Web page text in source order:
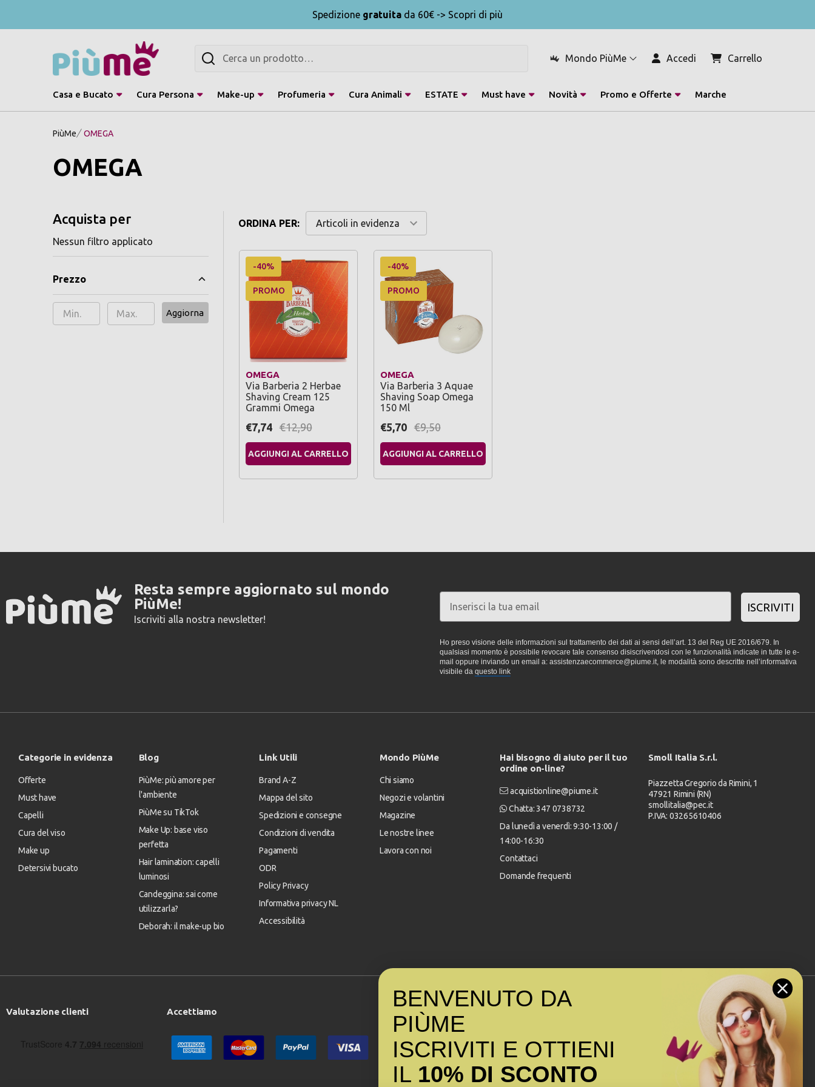
Spedizione gratuita da 60€ -> Scopri di più
Mondo PiùMe Accedi Carrello
Cerca
Casa e Bucato Cura Persona Make-up Profumeria Cura Animali ESTATE Must have Novità Promo e Offerte Marche
PiùMe OMEGA
OMEGA
Acquista per
Nessun filtro applicato
Prezzo
Aggiorna
ORDINA PER:
-40%
PROMO
OMEGA
Via Barberia 2 Herbae
Shaving Cream 125
Grammi Omega
€7,74 €12,90
AGGIUNGI AL CARRELLO
-40%
PROMO
OMEGA
Via Barberia 3 Aquae
Shaving Soap Omega
150 Ml
€5,70 €9,50
AGGIUNGI AL CARRELLO
Resta sempre aggiornato sul mondo
PiùMe!
Iscriviti alla nostra newsletter!
ISCRIVITI
Ho preso visione delle informazioni sul trattamento dei dati ai sensi dell’art. 13 del Reg UE 2016/679. In
qualsiasi momento è possibile revocare tale consenso disiscrivendosi con le funzionalità indicate in tutte le e-
mail oppure inviando un email a: assistenzaecommerce@piume.it, le modalità sono descritte nell’informativa
visibile da questo link
Categorie in evidenza
Offerte
Must have
Capelli
Cura del viso
Make up
Detersivi bucato
Blog
PiùMe: più amore per
l'ambiente
PiùMe su TikTok
Make Up: base viso
perfetta
Hair lamination: capelli
luminosi
Candeggina: sai come
utilizzarla?
Deborah: il make-up bio
Link Utili
Brand A-Z
Mappa del sito
Spedizioni e consegne
Condizioni di vendita
Pagamenti
ODR
Policy Privacy
Informativa privacy NL
Accessibilità
Mondo PiùMe
Chi siamo
Negozi e volantini
Magazine
Le nostre linee
Lavora con noi
Hai bisogno di aiuto per il tuo
ordine on-line?
acquistionline@piume.it
Chatta: 347 0738732
Da lunedì a venerdì: 9:30-13:00 /
14:00-16:30
Contattaci
Domande frequenti
Smoll Italia S.r.l.
Piazzetta Gregorio da Rimini, 1
47921 Rimini (RN)
smollitalia@pec.it
P.IVA: 03265610406
Valutazione clienti Accettiamo Seguici sui social
BENVENUTO DA
PIÙME
ISCRIVITI E OTTIENI
IL 10% DI SCONTO